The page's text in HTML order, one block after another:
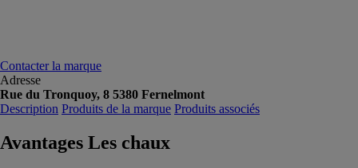
Contacter la marque
Adresse
Rue du Tronquoy, 8 5380 Fernelmont
Description Produits de la marque Produits associés
Avantages Les chaux